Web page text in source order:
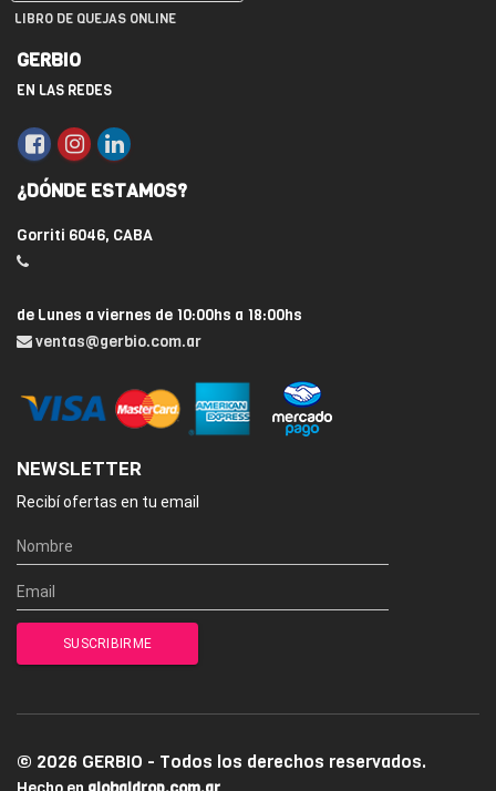
LIBRO DE QUEJAS ONLINE
GERBIO
EN LAS REDES
¿DÓNDE ESTAMOS?
Gorriti 6046, CABA
de Lunes a viernes de 10:00hs a 18:00hs
ventas@gerbio.com.ar
NEWSLETTER
Recibí ofertas en tu email
© 2026 GERBIO - Todos los derechos reservados.